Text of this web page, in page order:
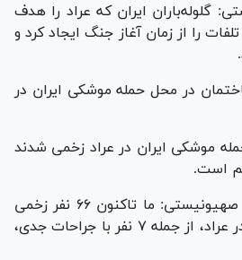
گلوله‌باران ایران که عراد را هدف
را از زمان آغاز جنگ ایجاد کرد و
آحارانوت: ۲۰ ساختمان در محل حمله موشکی ایران در
محل حمله موشکی ایران در عراد زخمی شدند
سرویس آمبولانس رژیم صهیونیستی: ما تاکنون ۶۶ نفر زخمی
را از محل حمله موشکی در عراد، از جمله ۷ نفر با جراحات جدی،